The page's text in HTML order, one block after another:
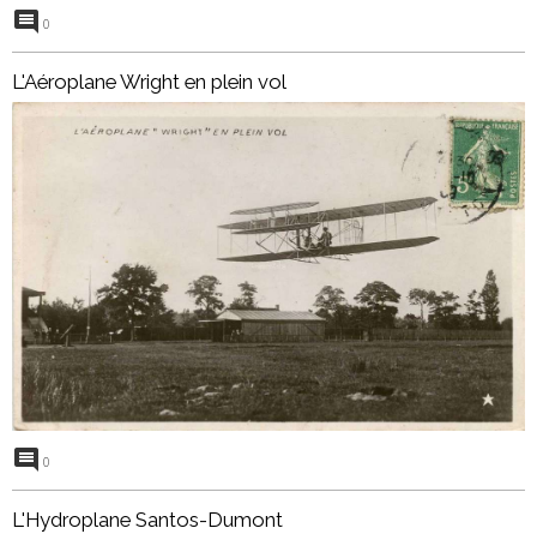
0
L'Aéroplane Wright en plein vol
0
L'Hydroplane Santos-Dumont